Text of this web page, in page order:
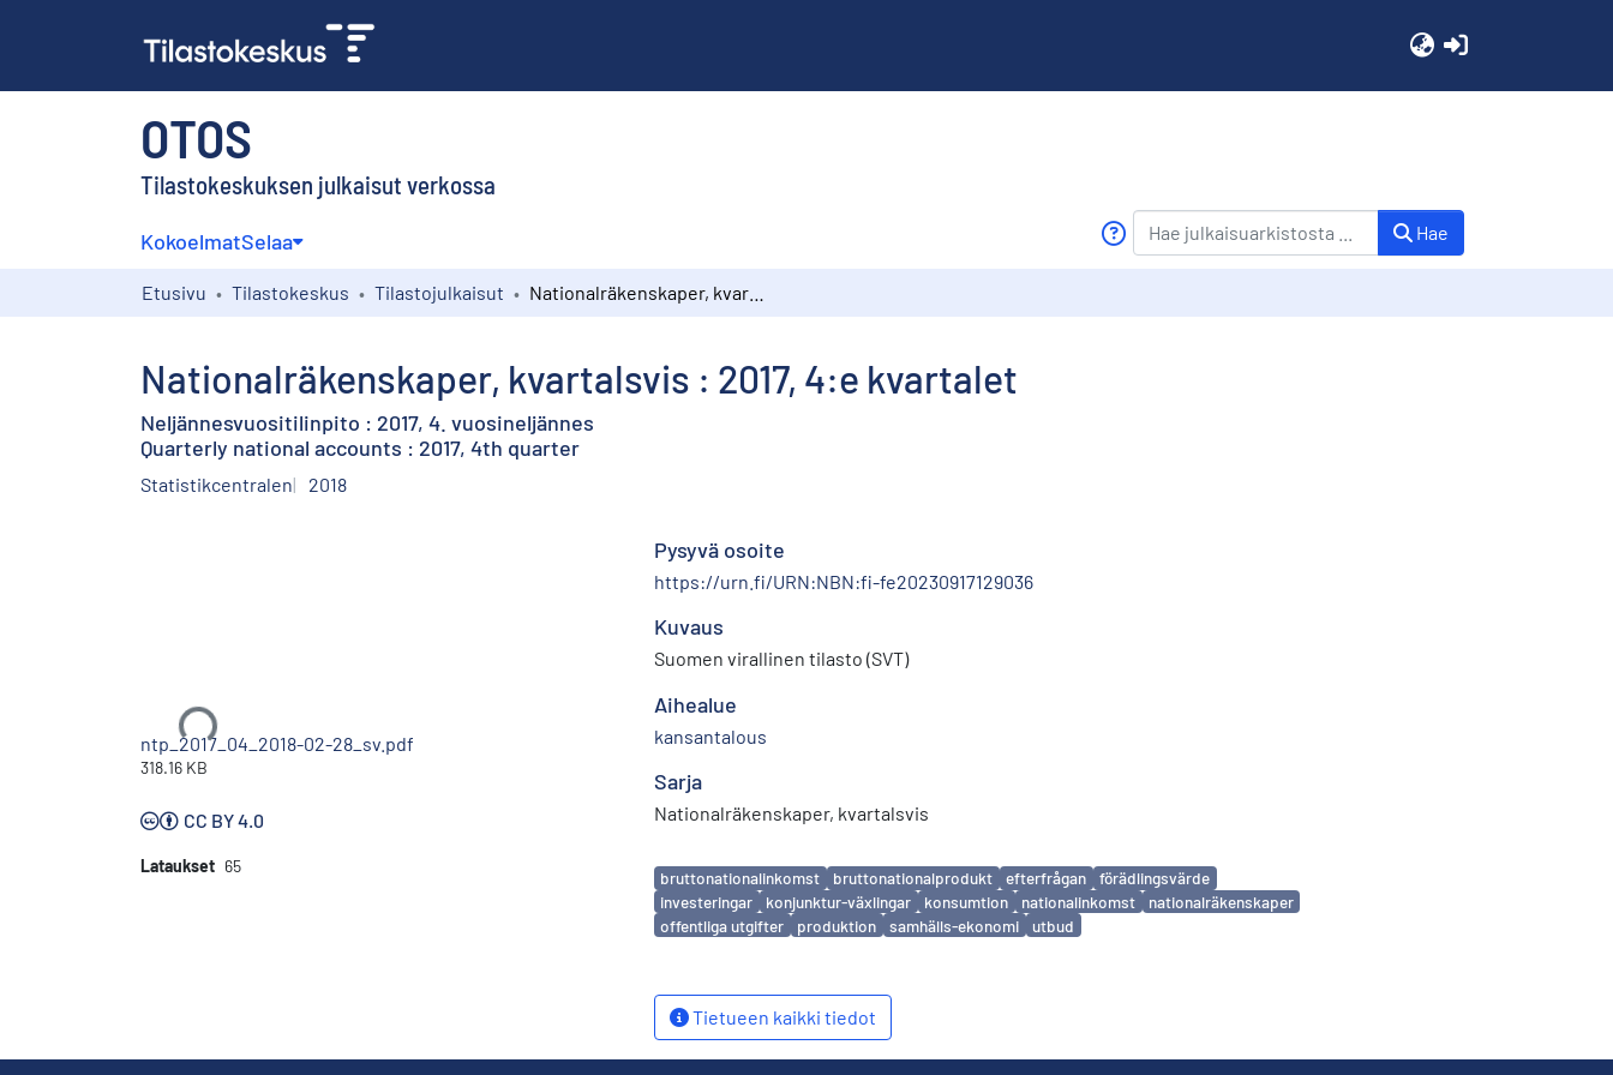
OTOS
Tilastokeskuksen julkaisut verkossa
KokoelmatSelaa Hae
Etusivu Tilastokeskus Tilastojulkaisut
Nationalräkenskaper, kvartalsvis : 2017, 4:e kvartalet
Neljännesvuositilinpito : 2017, 4. vuosineljännes
Quarterly national accounts : 2017, 4th quarter
Statistikcentralen 2018
Ladataan...
ntp_2017_04_2018-02-28_sv.pdf
318.16 KB
CC BY 4.0
Lataukset 65
Pysyvä osoite
https://urn.fi/URN:NBN:fi-fe20230917129036
Kuvaus
Suomen virallinen tilasto (SVT)
Aihealue
kansantalous
Sarja
Nationalräkenskaper, kvartalsvis
Avainsanat
bruttonationalinkomst bruttonationalprodukt efterfrågan
förädlingsvärde
investeringar
konjunktur-växlingar konsumtion nationalinkomst
nationalräkenskaper
offentliga utgifter
produktion samhälls-ekonomi utbud
Tietueen kaikki tiedot